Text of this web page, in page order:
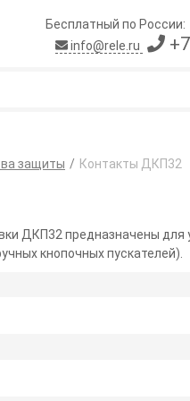
Бесплатный по России:
info@rele.ru
защиты Контакты ДКП32
ДКП32 предназначены для
кнопочных пускателей).